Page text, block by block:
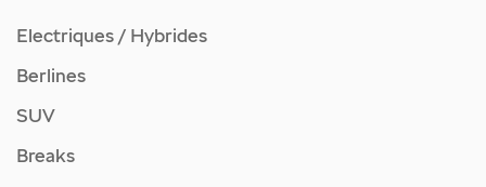
Electriques / Hybrides
Berlines
SUV
Breaks